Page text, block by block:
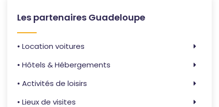
Les partenaires Guadeloupe
• Location voitures
• Hôtels & Hébergements
• Activités de loisirs
• Lieux de visites